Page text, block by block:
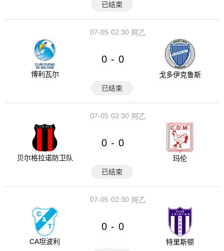
已结束
02:30
07-05 阿乙
博利瓦尔
0 - 0
戈多伊克鲁斯
已结束
02:30
07-05 阿乙
贝尔格拉诺防卫队
0 - 0
玛伦
已结束
02:30
07-05 阿乙
CA坦波利
0 - 0
特里斯顿